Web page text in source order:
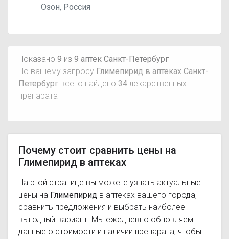
Озон, Россия
Показано 9 из 9 аптек Санкт-Петербург
По вашему запросу Глимепирид в аптеках Санкт-
Петербург всего найдено 34 лекарственных
препарата
Почему стоит сравнить цены на
Глимепирид в аптеках
На этой странице вы можете узнать актуальные
цены на Глимепирид в аптеках вашего города,
сравнить предложения и выбрать наиболее
выгодный вариант. Мы ежедневно обновляем
данные о стоимости и наличии препарата, чтобы